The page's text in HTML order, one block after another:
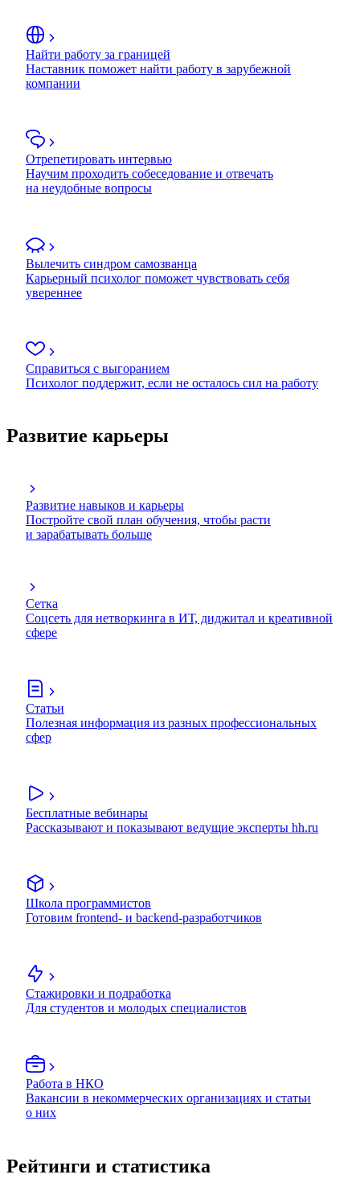
Найти работу за границей
Наставник поможет найти работу в зарубежной
компании
Отрепетировать интервью
Научим проходить собеседование и отвечать
на неудобные вопросы
Вылечить синдром самозванца
Карьерный психолог поможет чувствовать себя
увереннее
Справиться с выгоранием
Психолог поддержит, если не осталось сил на работу
Развитие карьеры
Развитие навыков и карьеры
Постройте свой план обучения, чтобы расти
и зарабатывать больше
Сетка
Соцсеть для нетворкинга в ИТ, диджитал и креативной
сфере
Статьи
Полезная информация из разных профессиональных
сфер
Бесплатные вебинары
Рассказывают и показывают ведущие эксперты hh.ru
Школа программистов
Готовим frontend- и backend-разработчиков
Стажировки и подработка
Для студентов и молодых специалистов
Работа в НКО
Вакансии в некоммерческих организациях и статьи
о них
Рейтинги и статистика